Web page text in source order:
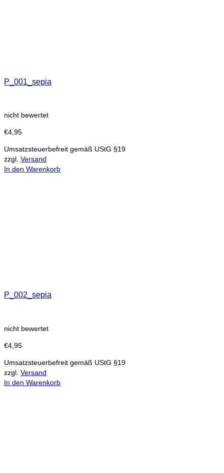
P_001_sepia
nicht bewertet
€4,95
Umsatzsteuerbefreit gemäß UStG §19
zzgl. Versand
In den Warenkorb
P_002_sepia
nicht bewertet
€4,95
Umsatzsteuerbefreit gemäß UStG §19
zzgl. Versand
In den Warenkorb